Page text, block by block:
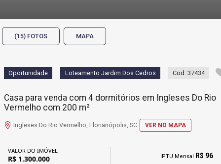
(15) FOTOS MAPA
Oportunidade Loteamento Jardim Dos Cedros Cod: 37434
Casa para venda com 4 dormitórios em Ingleses Do Rio
Vermelho com 200 m²
Ingleses Do Rio Vermelho, Florianópolis, SC VER NO MAPA
VALOR DO IMÓVEL
R$ 1.300.000 IPTU Mensal R$ 96